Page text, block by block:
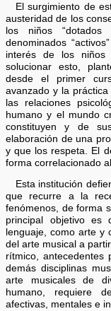
El surgimiento de
austeridad de los
los niños
denominados
interés de los niños
solucionar esto,
desde el primer
avanzado y la
las relaciones
humano y el mundo
constituyen y de
elaboración de una
y que los respeta. El
forma correlacionado
Esta institución
que recurre a la
fenómenos, de forma
principal objetivo es
lenguaje, como arte y
del arte musical a
rítmico, antecedentes
demás disciplinas
arte musicales de
humano, requiere
afectivas, mentales e